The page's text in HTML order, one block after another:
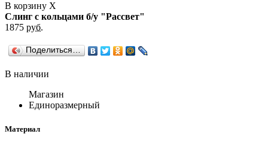
В корзину X
Слинг с кольцами б/у "Рассвет"
1875 руб.
Поделиться…
В наличии
Магазин
Единоразмерный
Материал